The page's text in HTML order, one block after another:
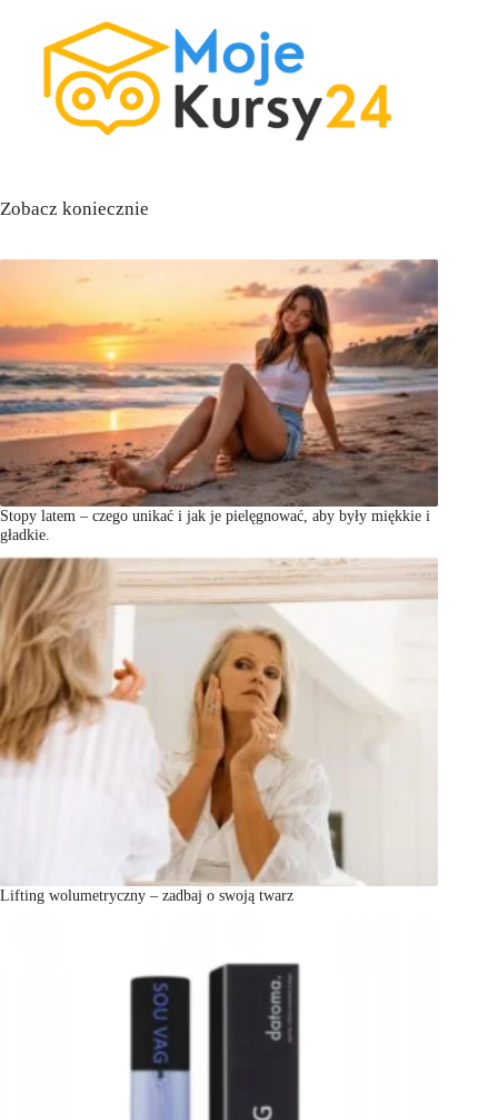
Zobacz koniecznie
Stopy latem – czego unikać i jak je pielęgnować, aby były miękkie i
gładkie.
Lifting wolumetryczny – zadbaj o swoją twarz